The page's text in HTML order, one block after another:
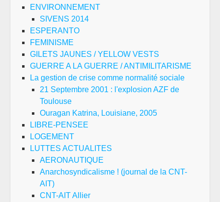
ENVIRONNEMENT
SIVENS 2014
ESPERANTO
FEMINISME
GILETS JAUNES / YELLOW VESTS
GUERRE A LA GUERRE / ANTIMILITARISME
La gestion de crise comme normalité sociale
21 Septembre 2001 : l'explosion AZF de
Toulouse
Ouragan Katrina, Louisiane, 2005
LIBRE-PENSEE
LOGEMENT
LUTTES ACTUALITES
AERONAUTIQUE
Anarchosyndicalisme ! (journal de la CNT-
AIT)
CNT-AIT Allier